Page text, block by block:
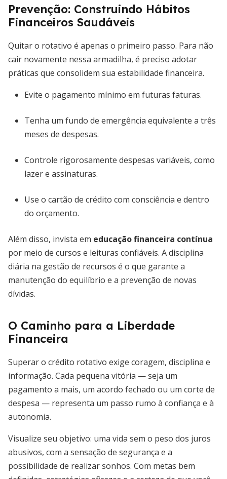
Prevenção: Construindo Hábitos
Financeiros Saudáveis
Quitar o rotativo é apenas o primeiro passo. Para não
cair novamente nessa armadilha, é preciso adotar
práticas que consolidem sua estabilidade financeira.
Evite o pagamento mínimo em futuras faturas.
Tenha um fundo de emergência equivalente a três
meses de despesas.
Controle rigorosamente despesas variáveis, como
lazer e assinaturas.
Use o cartão de crédito com consciência e dentro
do orçamento.
Além disso, invista em educação financeira contínua
por meio de cursos e leituras confiáveis. A disciplina
diária na gestão de recursos é o que garante a
manutenção do equilíbrio e a prevenção de novas
dívidas.
O Caminho para a Liberdade
Financeira
Superar o crédito rotativo exige coragem, disciplina e
informação. Cada pequena vitória — seja um
pagamento a mais, um acordo fechado ou um corte de
despesa — representa um passo rumo à confiança e à
autonomia.
Visualize seu objetivo: uma vida sem o peso dos juros
abusivos, com a sensação de segurança e a
possibilidade de realizar sonhos. Com metas bem